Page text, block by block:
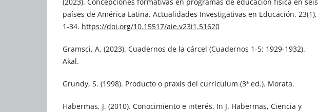
(2023). Concepciones formativas en programas de educación física en seis
países de América Latina. Actualidades Investigativas en Educación, 23(1),
1-34. https://doi.org/10.15517/aie.v23i1.51620
Gramsci, A. (2023). Cuadernos de la cárcel (Cuadernos 1-5: 1929-1932).
Akal.
Grundy, S. (1998). Producto o praxis del currículum (3ª ed.). Morata.
Habermas, J. (2010). Conocimiento e interés. In J. Habermas, Ciencia y